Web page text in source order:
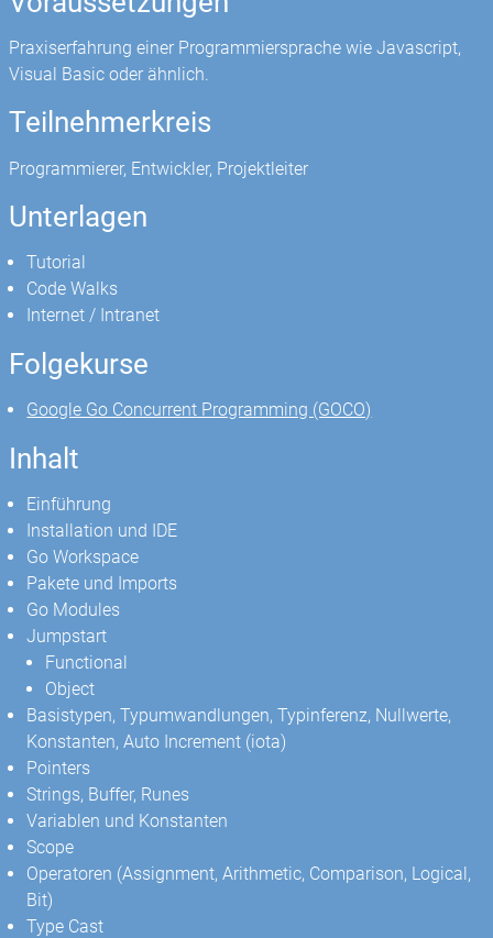
Praxiserfahrung einer Programmiersprache wie Javascript,
Visual Basic oder ähnlich.
Teilnehmerkreis
Programmierer, Entwickler, Projektleiter
Unterlagen
Tutorial
Code Walks
Internet / Intranet
Folgekurse
Google Go Concurrent Programming (GOCO)
Inhalt
Einführung
Installation und IDE
Go Workspace
Pakete und Imports
Go Modules
Jumpstart
Functional
Object
Basistypen, Typumwandlungen, Typinferenz, Nullwerte,
Konstanten, Auto Increment (iota)
Pointers
Strings, Buffer, Runes
Variablen und Konstanten
Scope
Operatoren (Assignment, Arithmetic, Comparison, Logical,
Bit)
Type Cast